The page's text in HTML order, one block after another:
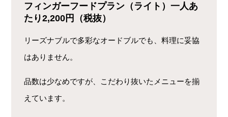
フィンガーフードプラン（ライト）一人あ
たり2,200円（税抜）
リーズナブルで多彩なオードブルでも、料理に妥協
はありません。
品数は少なめですが、こだわり抜いたメニューを揃
えています。